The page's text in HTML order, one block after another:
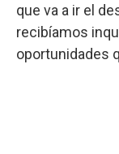
que va a ir el
recibíamos
oportunidades